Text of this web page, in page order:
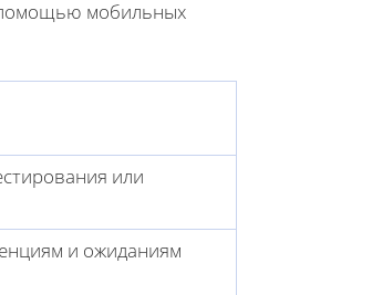
помощью мобильных
или
и ожиданиям